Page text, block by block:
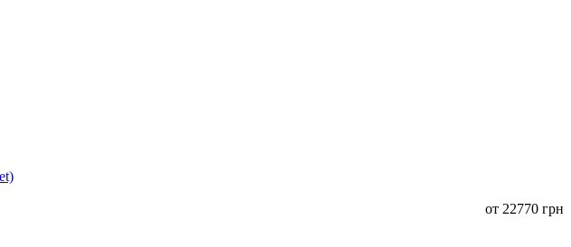
от 22770 грн